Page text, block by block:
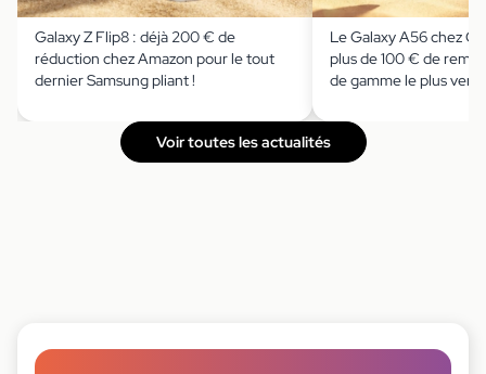
Galaxy Z Flip8 : déjà 200 € de
réduction chez Amazon pour le tout
dernier Samsung pliant !
Le Galaxy A56 chez
plus de 100 € de
de gamme le plus
Voir toutes les actualités